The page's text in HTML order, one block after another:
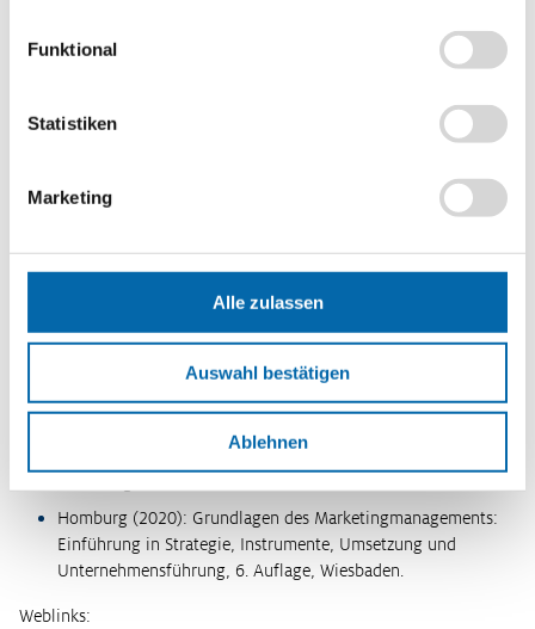
Funktional
Statistiken
Marketing
Alle zulassen
Auswahl bestätigen
Ablehnen
Lammenett (2019): Praxiswissen Online-Marketing: Affiliate-,
Influencer-, Content- und E-Mail-Marketing, Google Ads,
SEO, Social Media, Online- inklusive Facebook-Werbung, 7.
Kannan/Li (2017): Digital Marketing: A Framework, Review
Homburg (2020): Grundlagen des Marketingmanagements:
Einführung in Strategie, Instrumente, Umsetzung und
Unternehmensführung, 6. Auflage, Wiesbaden.
Weblinks: